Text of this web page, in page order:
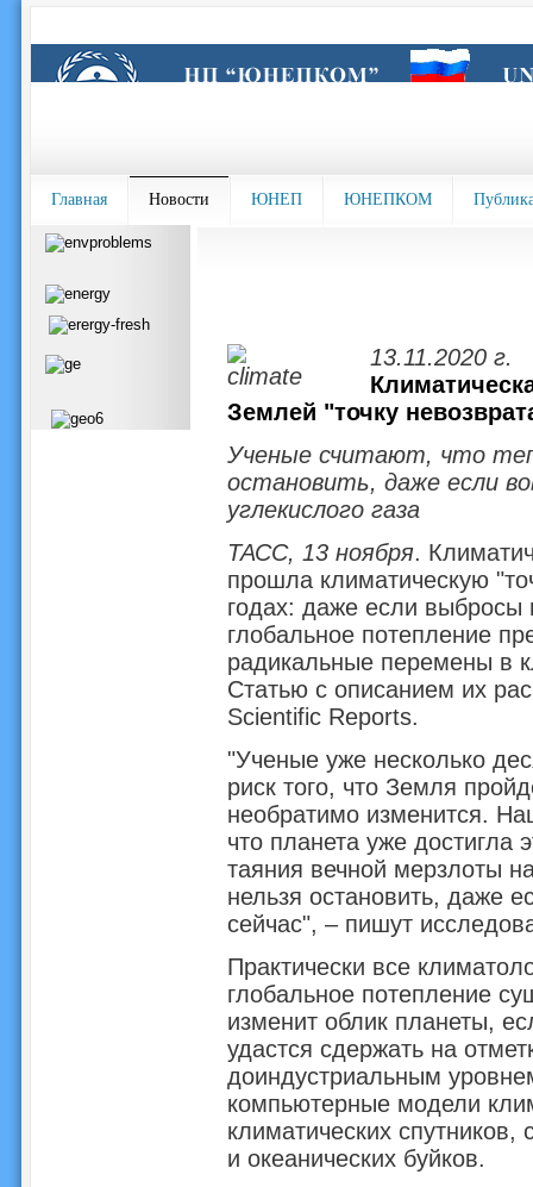
Главная Новости ЮНЕП ЮНЕПКОМ
13.11.2020 г.
Землей "точку
Ученые считают, что
остановить, даже если
углекислого газа
ТАСС, 13 ноября.
прошла климатическую
годах: даже если выбросы
глобальное потепление
радикальные перемены в
Статью с описанием их
Scientific Reports.
"Ученые уже несколько
риск того, что Земля
необратимо изменится.
что планета уже достигла
таяния вечной мерзлоты
нельзя остановить, даже
сейчас", – пишут
Практически все
глобальное потепление
изменит облик планеты,
удастся сдержать на
доиндустриальным
компьютерные модели
климатических спутников,
и океанических буйков.